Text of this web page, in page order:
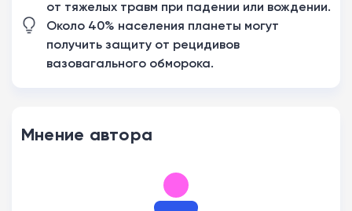
от тяжелых травм при падении или вождении.
Около 40% населения планеты могут
получить защиту от рецидивов
вазовагального обморока.
Мнение автора